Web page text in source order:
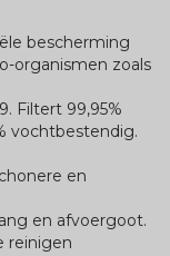
bescherming
organismen zoals
Filtert 99,95%
vochtbestendig.
en
en afvoergoot.
reinigen